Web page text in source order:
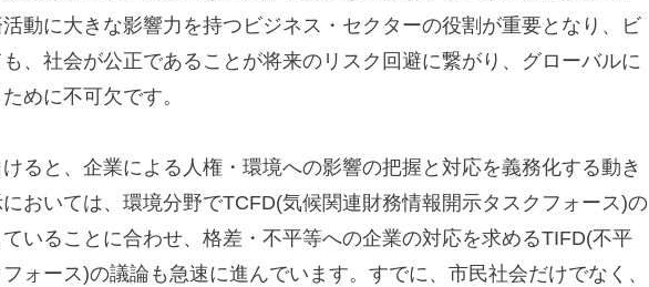
動に大きな影響力を持つビジネス・セクターの役割が重要となり、ビ
、社会が公正であることが将来のリスク回避に繋がり、グローバルに
めに不可欠です。
ると、企業による人権・環境への影響の把握と対応を義務化する動き
おいては、環境分野でTCFD(気候関連財務情報開示タスクフォース)の
いることに合わせ、格差・不平等への企業の対応を求めるTIFD(不平
ォース)の議論も急速に進んでいます。すでに、市民社会だけでなく、